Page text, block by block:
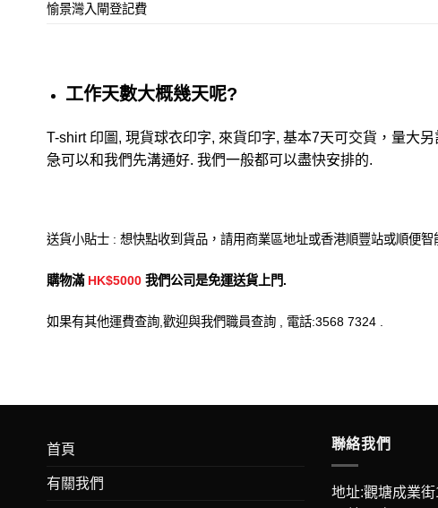
愉景灣入閘登記費
工作天數大概幾天呢?
T-shirt 印圖, 現貨球衣印字, 來貨印字, 基本7天可交貨，量大
急可以和我們先溝通好. 我們一般都可以盡快安排的.
送貨小貼士 : 想快點收到貨品，請用商業區地址或香港順豐站或順便智
購物滿HK$5000 我們公司是免運送貨上門.
如果有其他運費查詢,歡迎與我們職員查詢 , 電話:3568 7324 .
首頁
有關我們
聯絡我們
地址:觀塘成業